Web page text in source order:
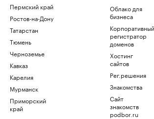
Пермский край
Ростов-на-Дону
Татарстан
Тюмень
Черноземье
Кавказ
Карелия
Мурманск
Приморский
край
Облако для
бизнеса
Корпоративный
регистратор
доменов
Хостинг
сайтов
Рег.решения
Знакомства
Сайт
знакомств
podbor.ru